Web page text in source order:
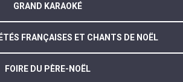
GRAND KARAOKÉ
FRANÇAISES ET CHANTS DE NOËL
FOIRE DU PÈRE-NOËL